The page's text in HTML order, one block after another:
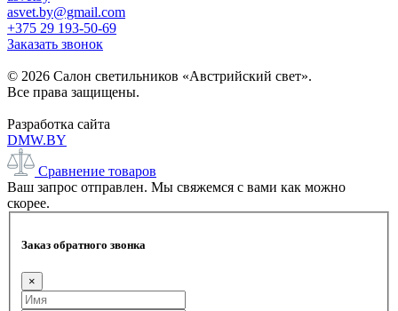
asvet.by@gmail.com
+375 29 193-50-69
Заказать звонок
© 2026 Салон светильников «Австрийский свет».
Все права защищены.
Разработка сайта
DMW.BY
Сравнение товаров
Ваш запрос отправлен. Мы свяжемся с вами как можно
скорее.
Заказ обратного звонка
×